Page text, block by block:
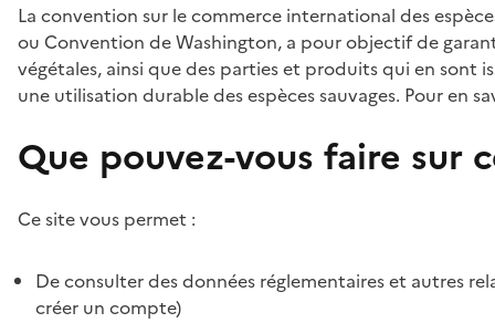
La convention sur le commerce international des
ou Convention de Washington, a pour objectif de
végétales, ainsi que des parties et produits qui en sont
une utilisation durable des espèces sauvages. Pour en
Que pouvez-vous faire sur
Ce site vous permet :
De consulter des données réglementaires et autres
créer un compte)